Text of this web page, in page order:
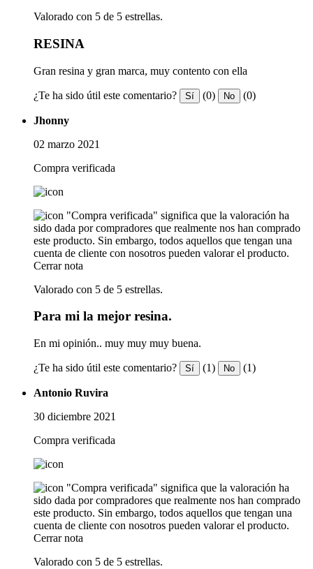
Valorado con 5 de 5 estrellas.
RESINA
Gran resina y gran marca, muy contento con ella
¿Te ha sido útil este comentario? Sí (0) No (0)
Jhonny
02 marzo 2021
Compra verificada
"Compra verificada" significa que la valoración ha
sido dada por compradores que realmente nos han comprado
este producto. Sin embargo, todos aquellos que tengan una
cuenta de cliente con nosotros pueden valorar el producto.
Cerrar nota
Valorado con 5 de 5 estrellas.
Para mi la mejor resina.
En mi opinión.. muy muy muy buena.
¿Te ha sido útil este comentario? Sí (1) No (1)
Antonio Ruvira
30 diciembre 2021
Compra verificada
"Compra verificada" significa que la valoración ha
sido dada por compradores que realmente nos han comprado
este producto. Sin embargo, todos aquellos que tengan una
cuenta de cliente con nosotros pueden valorar el producto.
Cerrar nota
Valorado con 5 de 5 estrellas.